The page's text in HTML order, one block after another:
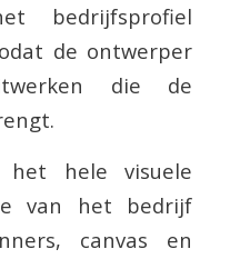
bedrijfsprofiel
de ontwerper
die de
hele visuele
van het bedrijf
canvas en